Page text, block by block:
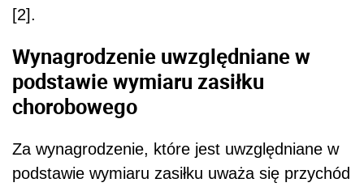
[2].
Wynagrodzenie uwzględniane w
podstawie wymiaru zasiłku
chorobowego
Za wynagrodzenie, które jest uwzględniane w
podstawie wymiaru zasiłku uważa się przychód